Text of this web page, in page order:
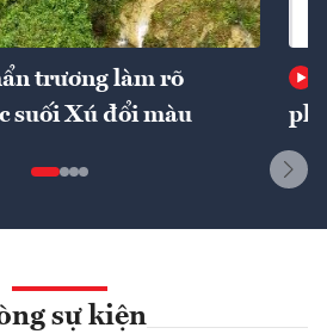
trương làm rõ
suối Xú đổi màu
phí
sự kiện